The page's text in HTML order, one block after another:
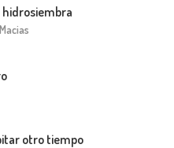
otro tiempo